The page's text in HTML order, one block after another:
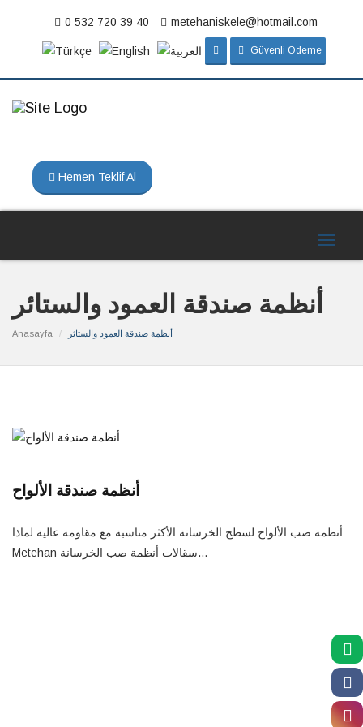
0 532 720 39 40 metehaniskele@hotmail.com
Güvenli Ödeme
Hemen Teklif Al
Toggle
أنظمة صندقة العمود والستائر
Anasayfa أنظمة صندقة العمود والستائر
أنظمة صندقة الألواح
أنظمة صب الألواح لسطح الخرسانة الأكثر مناسبة مع مقاومة عالية لماذا
Metehan سقالات أنظمة صب الخرسانة...